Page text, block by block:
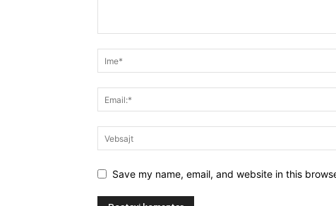
Save my name, email, and website in this